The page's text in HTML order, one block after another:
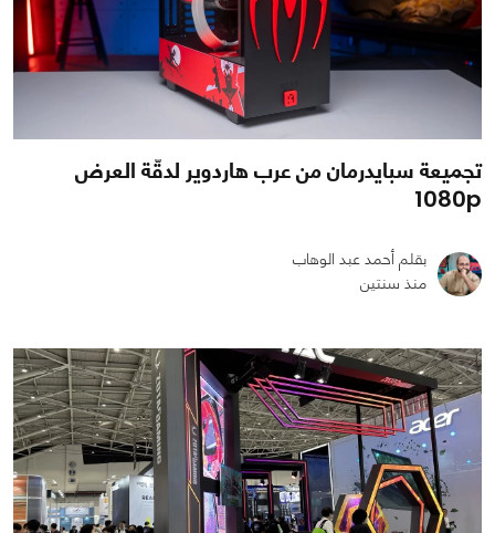
6372
0
1
تجميعة سبايدرمان من عرب هاردوير لدقّة العرض
1080p
بقلم أحمد عبد الوهاب
منذ سنتين